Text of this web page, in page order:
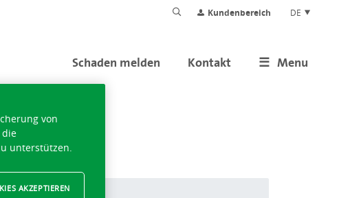
Kundenbereich DE
Menu
Kontakt
Schaden melden
von
die
unterstützen.
AKZEPTIEREN